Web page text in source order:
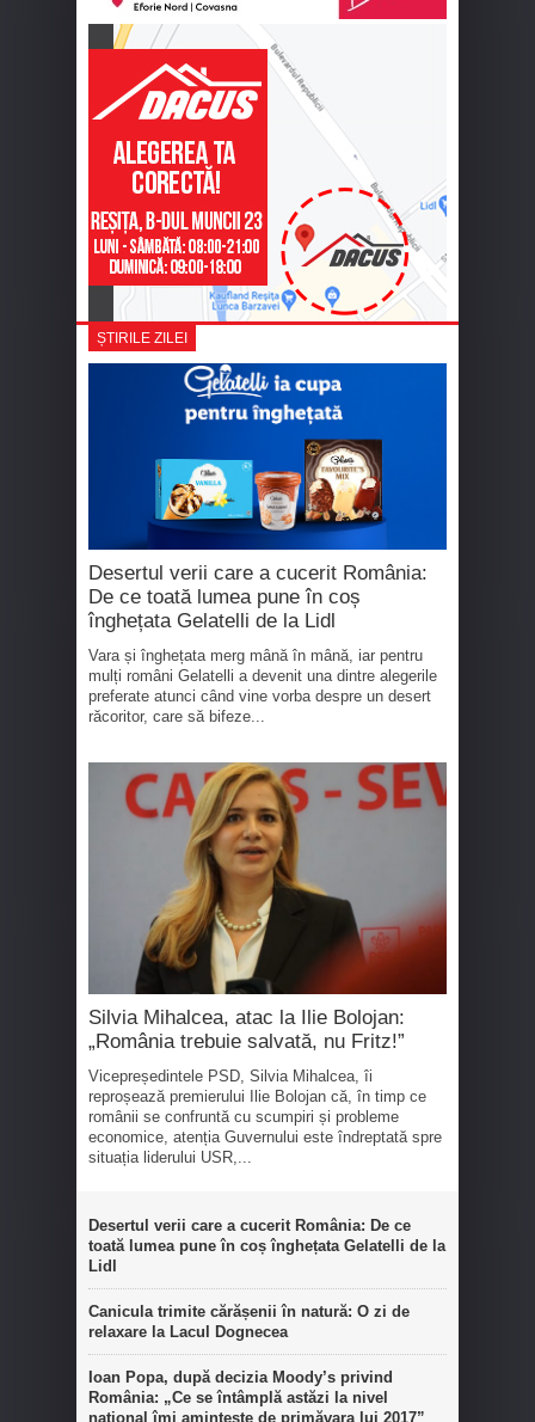
ȘTIRILE ZILEI
Desertul verii care a cucerit România:
De ce toată lumea pune în coș
înghețata Gelatelli de la Lidl
Vara și înghețata merg mână în mână, iar pentru
mulți români Gelatelli a devenit una dintre alegerile
preferate atunci când vine vorba despre un desert
răcoritor, care să bifeze...
Silvia Mihalcea, atac la Ilie Bolojan:
„România trebuie salvată, nu Fritz!”
Vicepreședintele PSD, Silvia Mihalcea, îi
reproșează premierului Ilie Bolojan că, în timp ce
românii se confruntă cu scumpiri și probleme
economice, atenția Guvernului este îndreptată spre
situația liderului USR,...
Desertul verii care a cucerit România: De ce
toată lumea pune în coș înghețata Gelatelli de la
Lidl
Canicula trimite cărășenii în natură: O zi de
relaxare la Lacul Dognecea
Ioan Popa, după decizia Moody’s privind
România: „Ce se întâmplă astăzi la nivel
național îmi amintește de primăvara lui 2017”